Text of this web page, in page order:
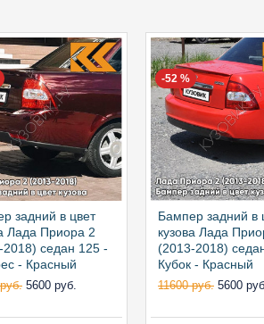
задний в цвет
Лада Приора 2
2018) седан 125 -
- Красный
5600 руб.
-52 %
Бампер задний в
кузова Лада
(2013-2018)
Кубок - Красный
11600 руб. 5600